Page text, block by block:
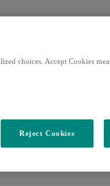
choices. Accept Cookies
Reject Cookies